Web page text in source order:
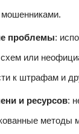
проблемы:
или
к штрафам и
и ресурсов:
методы